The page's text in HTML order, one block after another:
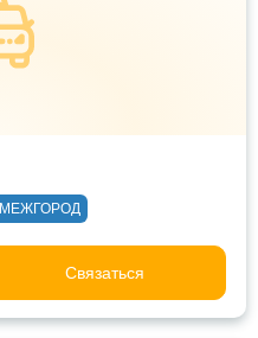
МЕЖГОРОД
Связаться